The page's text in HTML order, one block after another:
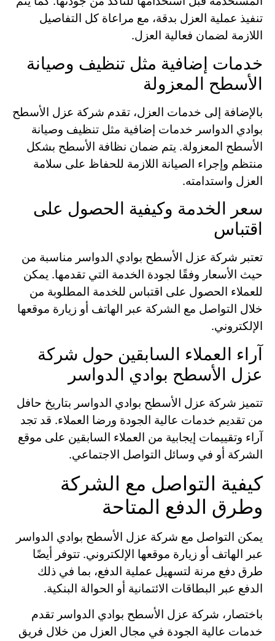
تنفيذ عملية العزل بدقة، مع مراعاة كل التفاصيل
اللازمة لضمان فعالية العزل.
خدمات إضافية مثل تنظيف وصيانة
الأسطح المعزولة
بالإضافة إلى خدمات العزل، تقدم شركة عزل الأسطح
بوادي الدواسر خدمات إضافية مثل تنظيف وصيانة
الأسطح المعزولة. يتم ضمان نظافة الأسطح بشكل
منتظم وإجراء الصيانة اللازمة للحفاظ على سلامة
العزل واستدامته.
سعر الخدمة وكيفية الحصول على
اقتباس
تعتبر شركة عزل الأسطح بوادي الدواسر مناسبة من
حيث الأسعار وفقًا لجودة الخدمة التي تقدمها. يمكن
للعملاء الحصول على اقتباس للخدمة المطلوبة من
خلال التواصل مع الشركة عبر الهاتف أو زيارة موقعها
الإلكتروني.
آراء العملاء السابقين حول شركة
عزل الأسطح بوادي الدواسر
تتميز شركة عزل الأسطح بوادي الدواسر بتاريخ حافل
من تقديم خدمات عالية الجودة ورضا العملاء. قد تجد
آراء وتقييمات إيجابية من العملاء السابقين على موقع
الشركة أو في وسائل التواصل الاجتماعي.
كيفية التواصل مع الشركة
وطرق الدفع المتاحة
يمكن التواصل مع شركة عزل الأسطح بوادي الدواسر
عبر الهاتف أو زيارة موقعها الإلكتروني. تتوفر أيضًا
طرق دفع مرنة لتسهيل عملية الدفع، بما في ذلك
الدفع عبر البطاقات الائتمانية أو الحوالة البنكية.
باختصار، شركة عزل الأسطح بوادي الدواسر تقدم
خدمات عالية الجودة في مجال العزل من خلال فريق